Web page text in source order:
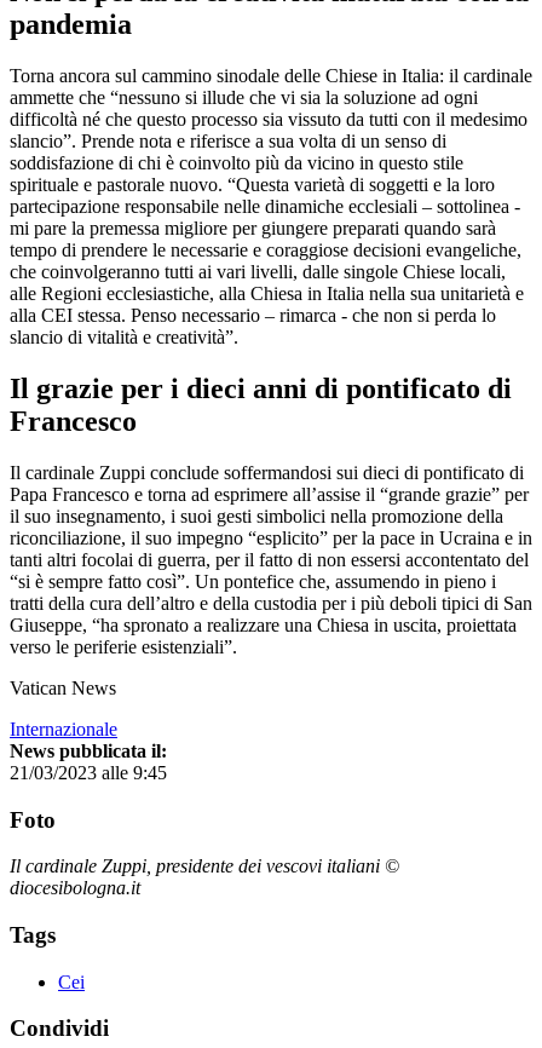
pandemia
Torna ancora sul cammino sinodale delle Chiese in Italia: il cardinale
ammette che “nessuno si illude che vi sia la soluzione ad ogni
difficoltà né che questo processo sia vissuto da tutti con il medesimo
slancio”. Prende nota e riferisce a sua volta di un senso di
soddisfazione di chi è coinvolto più da vicino in questo stile
spirituale e pastorale nuovo. “Questa varietà di soggetti e la loro
partecipazione responsabile nelle dinamiche ecclesiali – sottolinea -
mi pare la premessa migliore per giungere preparati quando sarà
tempo di prendere le necessarie e coraggiose decisioni evangeliche,
che coinvolgeranno tutti ai vari livelli, dalle singole Chiese locali,
alle Regioni ecclesiastiche, alla Chiesa in Italia nella sua unitarietà e
alla CEI stessa. Penso necessario – rimarca - che non si perda lo
slancio di vitalità e creatività”.
Il grazie per i dieci anni di pontificato di
Francesco
Il cardinale Zuppi conclude soffermandosi sui dieci di pontificato di
Papa Francesco e torna ad esprimere all’assise il “grande grazie” per
il suo insegnamento, i suoi gesti simbolici nella promozione della
riconciliazione, il suo impegno “esplicito” per la pace in Ucraina e in
tanti altri focolai di guerra, per il fatto di non essersi accontentato del
“si è sempre fatto così”. Un pontefice che, assumendo in pieno i
tratti della cura dell’altro e della custodia per i più deboli tipici di San
Giuseppe, “ha spronato a realizzare una Chiesa in uscita, proiettata
verso le periferie esistenziali”.
Vatican News
Internazionale
News pubblicata il:
21/03/2023 alle 9:45
Foto
Il cardinale Zuppi, presidente dei vescovi italiani ©
diocesibologna.it
Tags
Cei
Condividi